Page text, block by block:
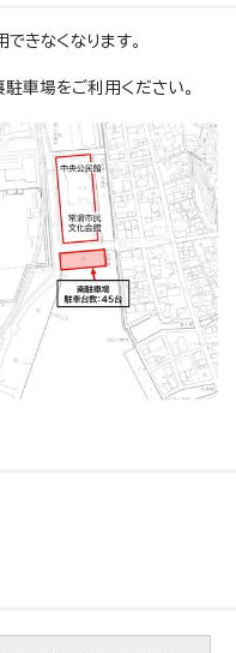
きなくなります。
車場をご利用ください。